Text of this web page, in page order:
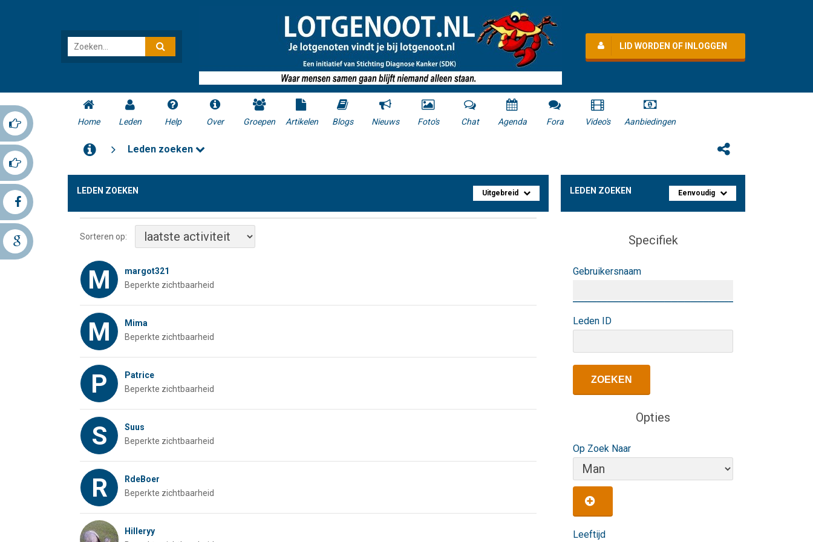
LID WORDEN OF INLOGGEN
Home Leden Help Over Groepen Artikelen Blogs Nieuws Foto's Chat Agenda Fora Video's Aanbiedingen
Leden zoeken
LEDEN ZOEKEN Uitgebreid
Sorteren op:
M
margot321
Beperkte zichtbaarheid
M
Mima
Beperkte zichtbaarheid
P
Patrice
Beperkte zichtbaarheid
S
Suus
Beperkte zichtbaarheid
R
RdeBoer
Beperkte zichtbaarheid
Hilleryy
LEDEN ZOEKEN Eenvoudig
Specifiek
Gebruikersnaam
Leden ID
Opties
Op Zoek Naar
Leeftijd